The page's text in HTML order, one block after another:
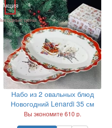
Акция
цены
Набо из 2 овальных блюд
Новогодний Lenardi 35 см
Вы экономите 610 р.